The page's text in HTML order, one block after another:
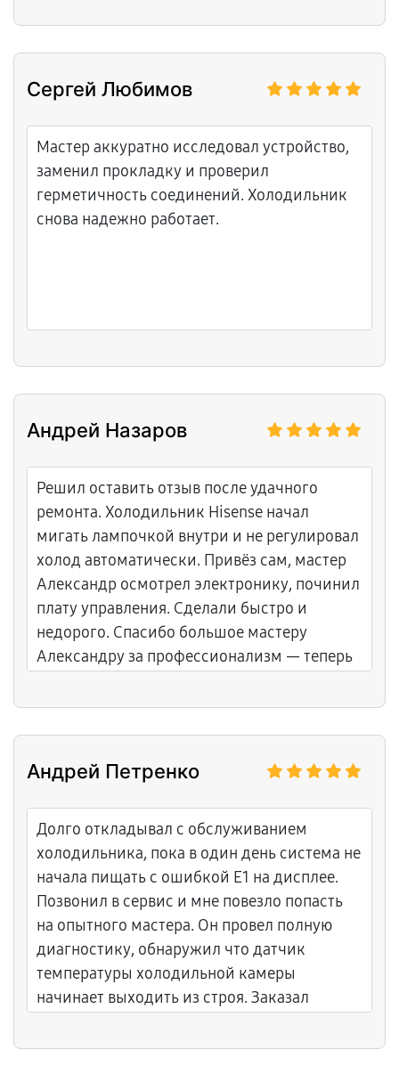
Сергей Любимов
Мастер аккуратно исследовал устройство,
заменил прокладку и проверил
герметичность соединений. Холодильник
снова надежно работает.
Андрей Назаров
Решил оставить отзыв после удачного
ремонта. Холодильник Hisense начал
мигать лампочкой внутри и не регулировал
холод автоматически. Привёз сам, мастер
Александр осмотрел электронику, починил
плату управления. Сделали быстро и
недорого. Спасибо большое мастеру
Александру за профессионализм — теперь
Андрей Петренко
Долго откладывал с обслуживанием
холодильника, пока в один день система не
начала пищать с ошибкой E1 на дисплее.
Позвонил в сервис и мне повезло попасть
на опытного мастера. Он провел полную
диагностику, обнаружил что датчик
температуры холодильной камеры
начинает выходить из строя. Заказал
прокалибровал систему. Объяснил что